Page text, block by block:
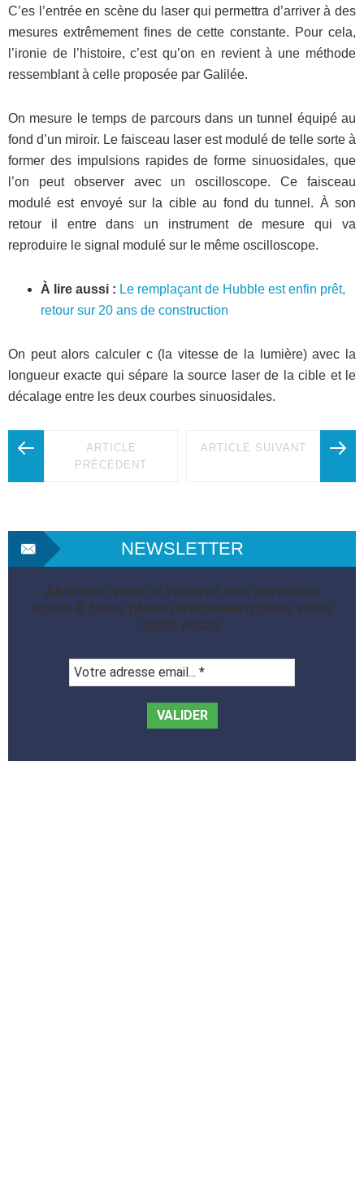
C’es l’entrée en scène du laser qui permettra d’arriver à des
mesures extrêmement fines de cette constante. Pour cela,
l’ironie de l’histoire, c’est qu’on en revient à une méthode
ressemblant à celle proposée par Galilée.
On mesure le temps de parcours dans un tunnel équipé au
fond d’un miroir. Le faisceau laser est modulé de telle sorte à
former des impulsions rapides de forme sinuosidales, que
l’on peut observer avec un oscilloscope. Ce faisceau
modulé est envoyé sur la cible au fond du tunnel. À son
retour il entre dans un instrument de mesure qui va
reproduire le signal modulé sur le même oscilloscope.
À lire aussi : Le remplaçant de Hubble est enfin prêt,
retour sur 20 ans de construction
On peut alors calculer c (la vitesse de la lumière) avec la
longueur exacte qui sépare la source laser de la cible et le
décalage entre les deux courbes sinuosidales.
ARTICLE
PRÉCÉDENT
ARTICLE SUIVANT
NEWSLETTER
Abonnez-vous et recevez nos dernières
actus & bons plans directement dans votre
boite email.
adresse